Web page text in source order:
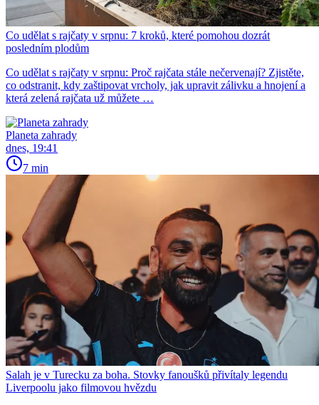
Co udělat s rajčaty v srpnu: 7 kroků, které pomohou dozrát
posledním plodům
Co udělat s rajčaty v srpnu: Proč rajčata stále nečervenají? Zjistěte,
co odstranit, kdy zaštipovat vrcholy, jak upravit zálivku a hnojení a
která zelená rajčata už můžete …
Planeta zahrady
dnes, 19:41
7 min
Salah je v Turecku za boha. Stovky fanoušků přivítaly legendu
Liverpoolu jako filmovou hvězdu